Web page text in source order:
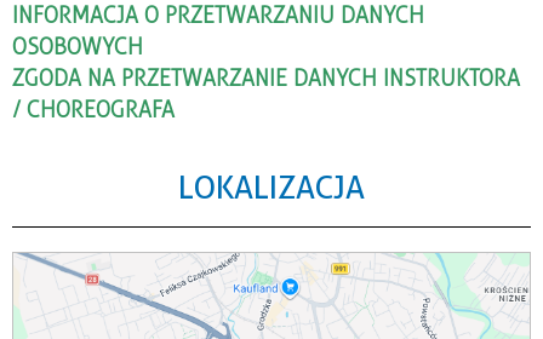
INFORMACJA O PRZETWARZANIU DANYCH
OSOBOWYCH
ZGODA NA PRZETWARZANIE DANYCH INSTRUKTORA
/ CHOREOGRAFA
LOKALIZACJA